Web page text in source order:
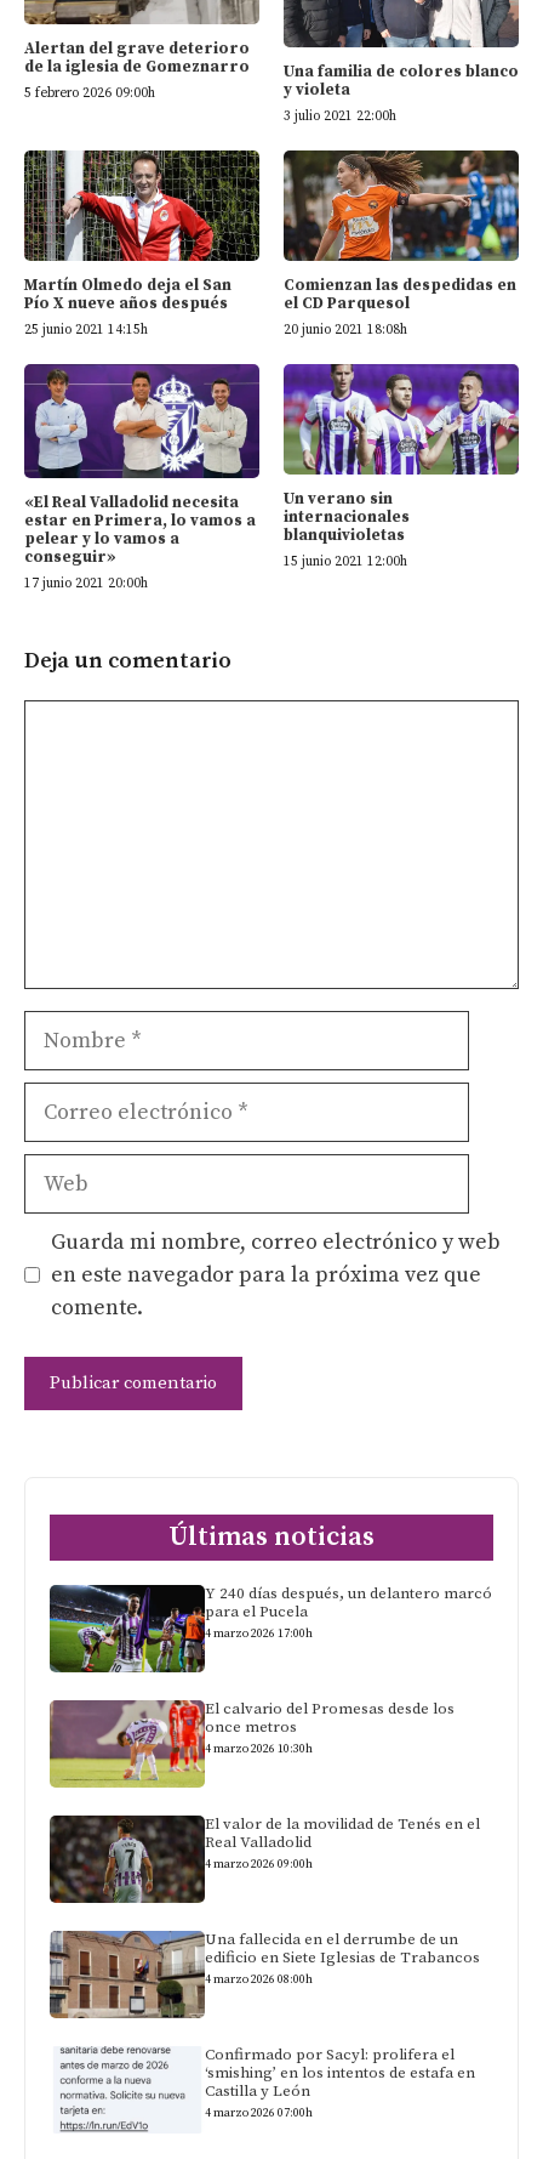
Alertan del grave deterioro
de la iglesia de Gomeznarro
5 febrero 2026 09:00h
Una familia de colores blanco
y violeta
3 julio 2021 22:00h
Martín Olmedo deja el San
Pío X nueve años después
25 junio 2021 14:15h
Comienzan las despedidas en
el CD Parquesol
20 junio 2021 18:08h
«El Real Valladolid necesita
estar en Primera, lo vamos a
pelear y lo vamos a
conseguir»
17 junio 2021 20:00h
Un verano sin
internacionales
blanquivioletas
15 junio 2021 12:00h
Deja un comentario
Nombre
Correo
Web
Guarda mi nombre, correo electrónico y web
en este navegador para la próxima vez que
comente.
Últimas noticias
Y 240 días después, un delantero marcó
para el Pucela
4 marzo 2026 17:00h
El calvario del Promesas desde los
once metros
4 marzo 2026 10:30h
El valor de la movilidad de Tenés en el
Real Valladolid
4 marzo 2026 09:00h
Una fallecida en el derrumbe de un
edificio en Siete Iglesias de Trabancos
4 marzo 2026 08:00h
Confirmado por Sacyl: prolifera el
‘smishing’ en los intentos de estafa en
Castilla y León
4 marzo 2026 07:00h